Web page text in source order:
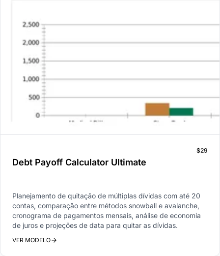
Debt Payoff Calculator Ultimate
$29
Planejamento de quitação de múltiplas dívidas com até 20
contas, comparação entre métodos snowball e avalanche,
cronograma de pagamentos mensais, análise de economia
de juros e projeções de data para quitar as dívidas.
VER MODELO